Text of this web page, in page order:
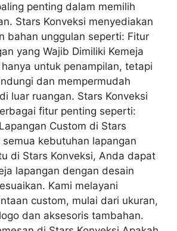
penting dalam memilih
Stars Konveksi menyediakan
bahan unggulan seperti: Fitur
yang Wajib Dimiliki Kemeja
untuk penampilan, tetapi
dan mempermudah
luar ruangan. Stars Konveksi
fitur penting seperti:
Custom di Stars
semua kebutuhan lapangan
di Stars Konveksi, Anda dapat
lapangan dengan desain
Kami melayani
custom, mulai dari ukuran,
dan aksesoris tambahan.